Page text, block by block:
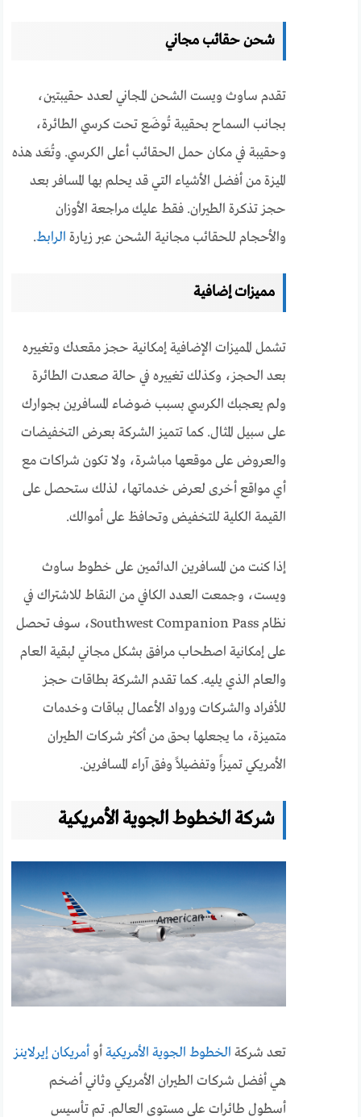
شحن حقائب مجاني
تقدم ساوث ويست الشحن المجاني لعدد حقيبتين،
بجانب السماح بحقيبة تُوضَع تحت كرسي الطائرة،
وحقيبة في مكان حمل الحقائب أعلى الكرسي. وتُعَد هذه
الميزة من أفضل الأشياء التي قد يحلم بها المسافر بعد
حجز تذكرة الطيران. فقط عليك مراجعة الأوزان
والأحجام للحقائب مجانية الشحن عبر زيارة الرابط.
مميزات إضافية
تشمل المميزات الإضافية إمكانية حجز مقعدك وتغييره
بعد الحجز، وكذلك تغييره في حالة صعدت الطائرة
ولم يعجبك الكرسي بسبب ضوضاء المسافرين بجوارك
على سبيل المثال. كما تتميز الشركة بعرض التخفيضات
والعروض على موقعها مباشرة، ولا تكون شراكات مع
أي مواقع أخرى لعرض خدماتها، لذلك ستحصل على
القيمة الكلية للتخفيض وتحافظ على أموالك.
إذا كنت من المسافرين الدائمين على خطوط ساوث
ويست، وجمعت العدد الكافي من النقاط للاشتراك في
نظام Southwest Companion Pass، سوف تحصل
على إمكانية اصطحاب مرافق بشكل مجاني لبقية العام
والعام الذي يليه. كما تقدم الشركة بطاقات حجز
للأفراد والشركات ورواد الأعمال بباقات وخدمات
متميزة، ما يجعلها بحق من أكثر شركات الطيران
الأمريكي تميزاً وتفضيلاً وفق آراء المسافرين.
شركة الخطوط الجوية الأمريكية
تعد شركة الخطوط الجوية الأمريكيةأوأمريكان إيرلاينز
هي أفضل شركات الطيران الأمريكي وثاني أضخم
أسطول طائرات على مستوى العالم. تم تأسيس